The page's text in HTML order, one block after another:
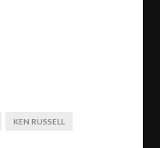
KEN RUSSELL